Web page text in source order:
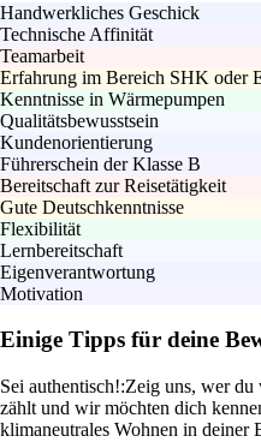
Handwerkliches Geschick
Technische Affinität
Teamarbeit
Erfahrung im Bereich SHK oder
Kenntnisse in Wärmepumpen
Qualitätsbewusstsein
Kundenorientierung
Führerschein der Klasse B
Bereitschaft zur Reisetätigkeit
Gute Deutschkenntnisse
Flexibilität
Lernbereitschaft
Eigenverantwortung
Motivation
Einige Tipps für deine
Sei authentisch!:Zeig uns, wer
zählt und wir möchten dich
klimaneutrales Wohnen in deiner